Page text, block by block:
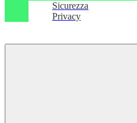
Sicurezza
Privacy